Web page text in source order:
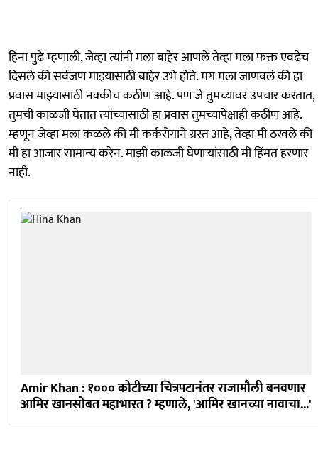
हिना पुढे म्हणाली, जेव्हा त्यांनी मला बाहेर आणले तेव्हा मला फक्त एवढेच
दिसले की सर्वजण माझ्यासाठी बाहेर उभे होते. मग मला जाणवलं की हा
प्रवास माझ्यासाठी नक्कीच कठीण आहे. पण जे तुमच्यावर उपचार करतात,
तुमची काळजी घेतात त्यांच्यासाठी हा प्रवास तुमच्यापेक्षाही कठीण आहे.
म्हणून जेव्हा मला कळले की मी कर्करोगाने ग्रस्त आहे, तेव्हा मी ठरवले की
मी हा आजार सामान्य करेन. माझी काळजी घेणाऱ्यांसाठी मी हिंमत हरणार
नाही.
Amir Khan : १००० कोटीच्या चित्रपटानंतर राजामौली बनवणार
आमिर खानसोबत महाभारत ? म्हणाले, 'आमिर खानच्या नावाचा...'